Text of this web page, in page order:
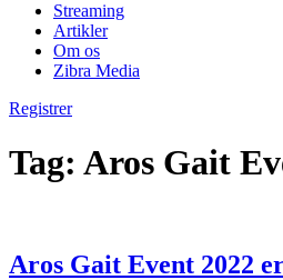
Streaming
Artikler
Om os
Zibra Media
Registrer
Tag: Aros Gait
Aros Gait Event 2022